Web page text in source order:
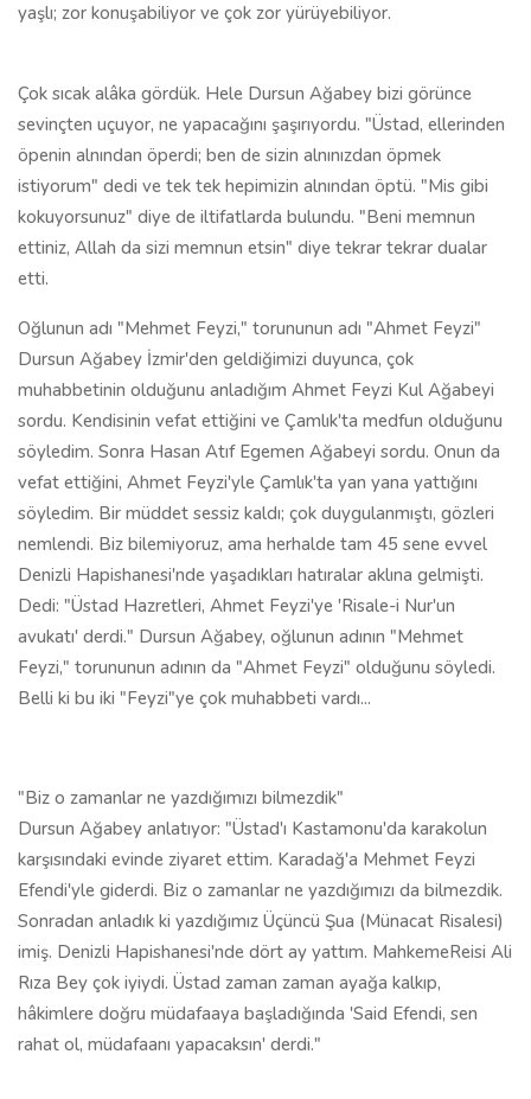
yaşlı; zor konuşabiliyor ve çok zor yürüyebiliyor.
Çok sıcak alâka gördük. Hele Dursun Ağabey bizi görünce
sevinçten uçuyor, ne yapacağını şaşırıyordu. "Üstad, ellerinden
öpenin alnından öperdi; ben de sizin alnınızdan öpmek
istiyorum" dedi ve tek tek hepimizin alnından öptü. "Mis gibi
kokuyorsunuz" diye de iltifatlarda bulundu. "Beni memnun
ettiniz, Allah da sizi memnun etsin" diye tekrar tekrar dualar
etti.
Oğlunun adı "Mehmet Feyzi," torununun adı "Ahmet Feyzi"
Dursun Ağabey İzmir'den geldiğimizi duyunca, çok
muhabbetinin olduğunu anladığım Ahmet Feyzi Kul Ağabeyi
sordu. Kendisinin vefat ettiğini ve Çamlık'ta medfun olduğunu
söyledim. Sonra Hasan Atıf Egemen Ağabeyi sordu. Onun da
vefat ettiğini, Ahmet Feyzi'yle Çamlık'ta yan yana yattığını
söyledim. Bir müddet sessiz kaldı; çok duygulanmıştı, gözleri
nemlendi. Biz bilemiyoruz, ama herhalde tam 45 sene evvel
Denizli Hapishanesi'nde yaşadıkları hatıralar aklına gelmişti.
Dedi: "Üstad Hazretleri, Ahmet Feyzi'ye 'Risale-i Nur'un
avukatı' derdi." Dursun Ağabey, oğlunun adının "Mehmet
Feyzi," torununun adının da "Ahmet Feyzi" olduğunu söyledi.
Belli ki bu iki "Feyzi"ye çok muhabbeti vardı...
"Biz o zamanlar ne yazdığımızı bilmezdik"
Dursun Ağabey anlatıyor: "Üstad'ı Kastamonu'da karakolun
karşısındaki evinde ziyaret ettim. Karadağ'a Mehmet Feyzi
Efendi'yle giderdi. Biz o zamanlar ne yazdığımızı da bilmezdik.
Sonradan anladık ki yazdığımız Üçüncü Şua (Münacat Risalesi)
imiş. Denizli Hapishanesi'nde dört ay yattım. MahkemeReisi Ali
Rıza Bey çok iyiydi. Üstad zaman zaman ayağa kalkıp,
hâkimlere doğru müdafaaya başladığında 'Said Efendi, sen
rahat ol, müdafaanı yapacaksın' derdi."